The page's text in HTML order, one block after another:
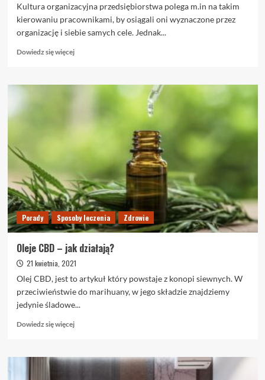
Kultura organizacyjna przedsiębiorstwa polega m.in na takim
kierowaniu pracownikami, by osiągali oni wyznaczone przez
organizację i siebie samych cele. Jednak...
Dowiedz się więcejDowiedz
o
odpowiednich
Porady Sposoby leczenia Zdrowie
Oleje CBD – jak działają?
21 kwietnia, 2021
Olej CBD, jest to artykuł który powstaje z konopi siewnych. W
przeciwieństwie do marihuany, w jego składzie znajdziemy
jedynie śladowe...
Dowiedz się więcejDowiedz
o
Oleje